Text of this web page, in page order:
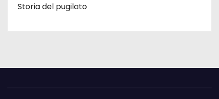
Storia del pugilato